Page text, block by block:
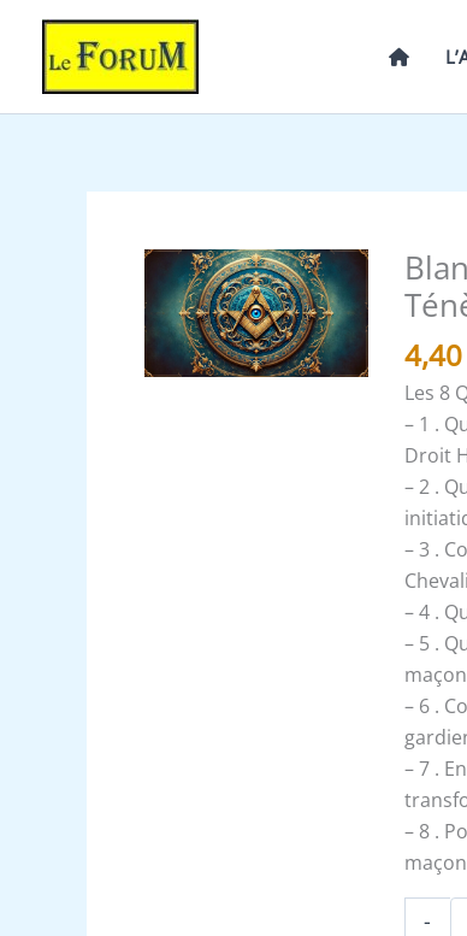
contenu
4,40
Les 8
– 1 .
Droit
– 2 .
– 3 .
– 4 .
– 5 .
– 6 .
– 7 .
– 8 .
-
de
et
Noir
du
1
au
30°
et
du
Ch.
-